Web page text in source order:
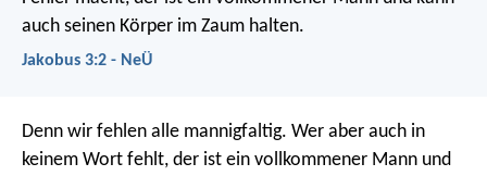
auch seinen Körper im Zaum halten.
Jakobus 3:2 - NeÜ
Denn wir fehlen alle mannigfaltig. Wer aber auch in
keinem Wort fehlt, der ist ein vollkommener Mann und